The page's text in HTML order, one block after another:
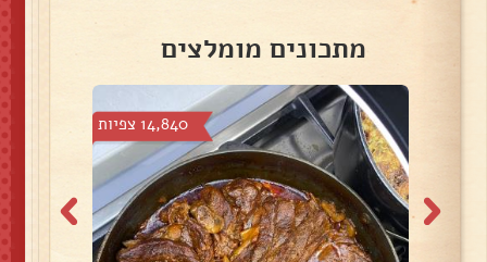
מתכונים מומלצים
14,840 צפיות